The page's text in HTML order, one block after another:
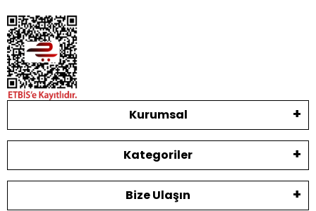
Kurumsal
Kategoriler
Bize Ulaşın